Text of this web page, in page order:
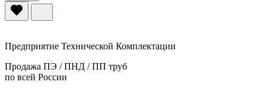
Предприятие Технической Комплектации
Продажа ПЭ / ПНД / ПП труб
по всей России